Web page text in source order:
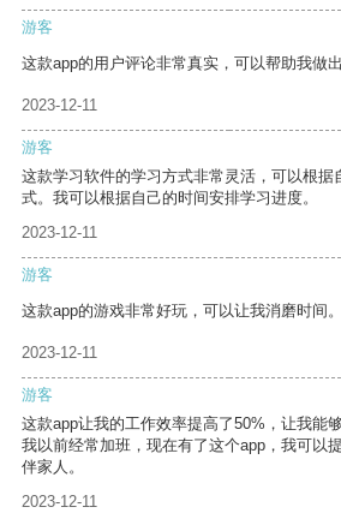
游客
这款app的用户评论非常真实，可以帮助我做
2023-12-11
游客
这款学习软件的学习方式非常灵活，可以根据
式。我可以根据自己的时间安排学习进度。
2023-12-11
游客
这款app的游戏非常好玩，可以让我消磨时间。
2023-12-11
游客
这款app让我的工作效率提高了50%，让我能
我以前经常加班，现在有了这个app，我可以
伴家人。
2023-12-11